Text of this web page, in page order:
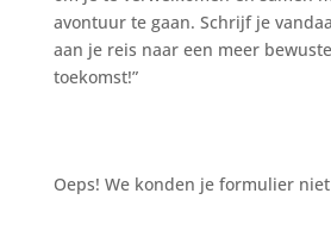
avontuur te gaan. Schrijf je
aan je reis naar een meer
toekomst!”
Oeps! We konden je formulier